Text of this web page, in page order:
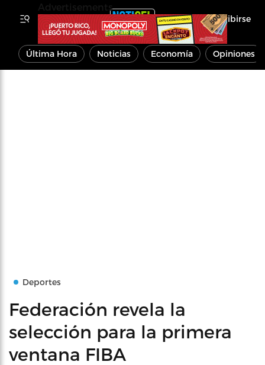
Inscribirse
Última Hora Noticias Economía Opiniones
Deportes
Federación revela la
selección para la primera
ventana FIBA
Advertisements